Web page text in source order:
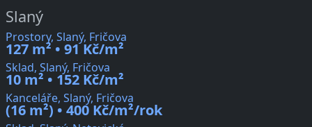
Slaný
Prostory, Slaný, Fričova
127 m² • 91 Kč/m²
Sklad, Slaný, Fričova
10 m² • 152 Kč/m²
Kanceláře, Slaný, Fričova
(16 m²) • 400 Kč/m²/rok